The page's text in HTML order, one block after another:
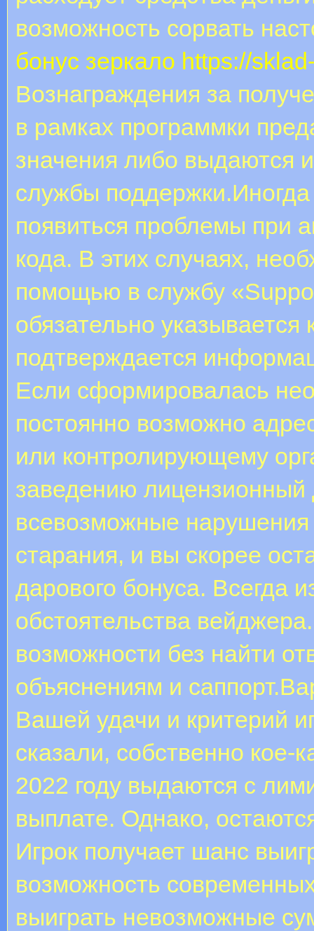
возможность сорвать
бонус зеркало https://
Вознаграждения за
в рамках программки
значения либо выдаются
службы поддержки.Иногда
появиться проблемы при
кода. В этих случаях,
помощью в службу
обязательно указывается
подтверждается
Если сформировалась
постоянно возможно
или контролирующему
заведению лицензионный
всевозможные
старания, и вы скорее
дарового бонуса. Всегда
обстоятельства
возможности без найти
объяснениям и
Вашей удачи и критерий
сказали, собственно кое-
2022 году выдаются с
выплате. Однако,
Игрок получает шанс
возможность
выиграть невозможные